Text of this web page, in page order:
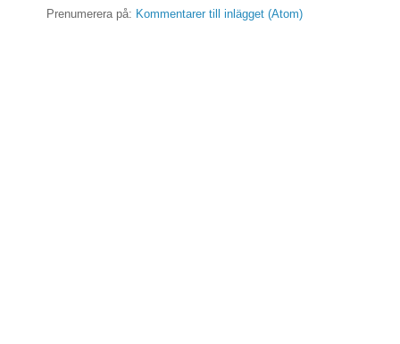
Prenumerera på: Kommentarer till inlägget (Atom)